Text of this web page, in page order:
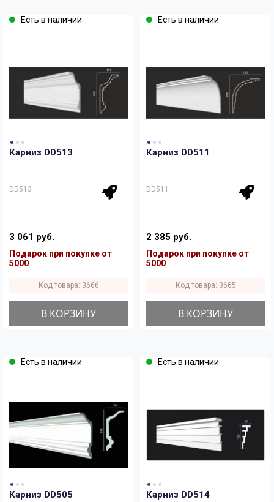
Есть в наличии
Карниз DD513
DD513
3 061 руб.
Подарок при покупке от
5000
Код товара: 3666
В КОРЗИНУ
Есть в наличии
Карниз DD511
DD511
2 385 руб.
Подарок при покупке от
5000
Код товара: 3665
В КОРЗИНУ
Есть в наличии
Карниз DD505
Есть в наличии
Карниз DD514